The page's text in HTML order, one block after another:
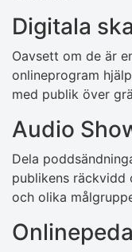
Digitala
Oavsett om de är
onlineprogram
med publik över
Audio
Dela
publikens räckvidd
och olika